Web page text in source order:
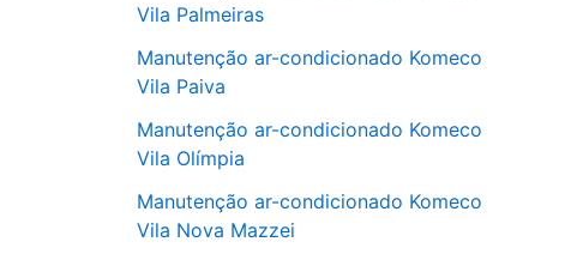
Vila Palmeiras
Manutenção ar-condicionado Komeco
Vila Paiva
Manutenção ar-condicionado Komeco
Vila Olímpia
Manutenção ar-condicionado Komeco
Vila Nova Mazzei